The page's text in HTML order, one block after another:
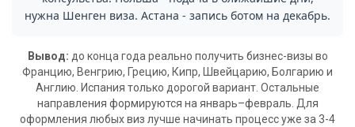
нужна Шенген виза. Астана - запись ботом на декабрь.
Вывод: до конца года реально получить бизнес-визы во
Францию, Венгрию, Грецию, Кипр, Швейцарию, Болгарию и
Англию. Испания только дорогой вариант. Остальные
направления формируются на январь–февраль. Для
оформления любых виз лучше начинать процесс уже за 3-4